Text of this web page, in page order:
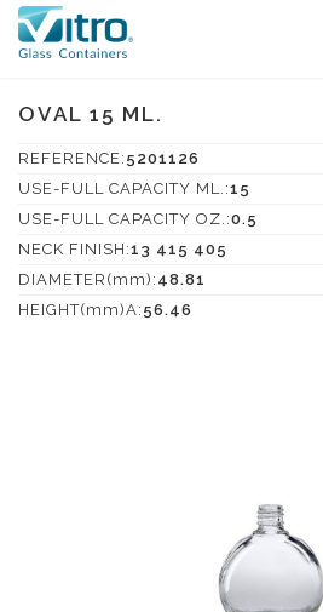
OVAL 15 ML.
REFERENCE: 5201126
USE-FULL CAPACITY ML.:15
USE-FULL CAPACITY OZ.:0.5
NECK FINISH:13 415 405
DIAMETER(mm): 48.81
HEIGHT(mm)A: 56.46